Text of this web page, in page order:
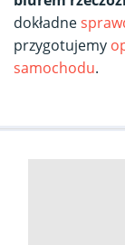
dokładne
przygotujemy
samochodu.